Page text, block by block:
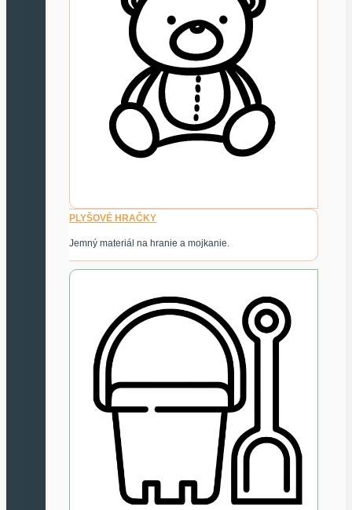
PLYŠOVÉ HRAČKY
Jemný materiál na hranie a mojkanie.